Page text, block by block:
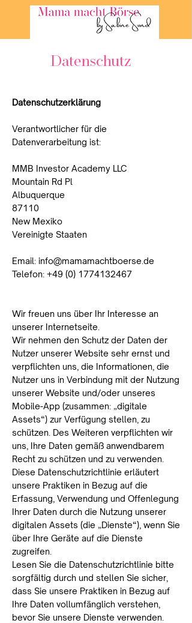
Datenschutz
Datenschutzerklärung
Verantwortlicher für die
Datenverarbeitung ist:
MMB Investor Academy LLC
Mountain Rd Pl
Albuquerque
87110
New Mexiko
Vereinigte Staaten
Email: info@mamamachtboerse.de
Telefon: +49 (0) 1774132467
Wir freuen uns über Ihr Interesse an
unserer Internetseite.
Wir nehmen den Schutz der Daten der
Nutzer unserer Website sehr ernst und
verpflichten uns, die Informationen, die
Nutzer uns in Verbindung mit der Nutzung
unserer Website und/oder unseres
Mobile-App (zusammen: „digitale
Assets“) zur Verfügung stellen, zu
schützen. Des Weiteren verpflichten wir
uns, Ihre Daten gemäß anwendbarem
Recht zu schützen und zu verwenden.
Diese Datenschutzrichtlinie erläutert
unsere Praktiken in Bezug auf die
Erfassung, Verwendung und Offenlegung
Ihrer Daten durch die Nutzung unserer
digitalen Assets (die „Dienste“), wenn Sie
über Ihre Geräte auf die Dienste
zugreifen.
Lesen Sie die Datenschutzrichtlinie bitte
sorgfältig durch und stellen Sie sicher,
dass Sie unsere Praktiken in Bezug auf
Ihre Daten vollumfänglich verstehen,
bevor Sie unsere Dienste verwenden.